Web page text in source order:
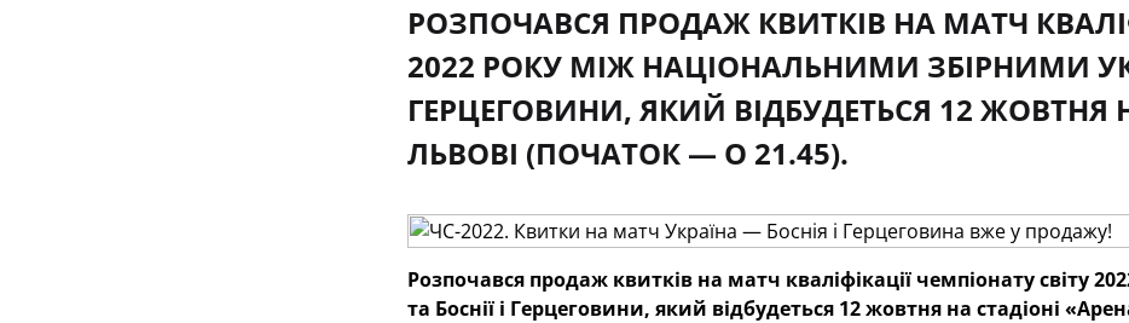
РОЗПОЧАВСЯ ПРОДАЖ КВИТКІВ НА МАТЧ
2022 РОКУ МІЖ НАЦІОНАЛЬНИМИ ЗБІРНИМИ
ГЕРЦЕГОВИНИ, ЯКИЙ ВІДБУДЕТЬСЯ 12 ЖОВТНЯ
ЛЬВОВІ (ПОЧАТОК — О 21.45).
Розпочався продаж квитків на матч кваліфікації чемпіонату світу
та Боснії і Герцеговини, який відбудеться 12 жовтня на стадіоні